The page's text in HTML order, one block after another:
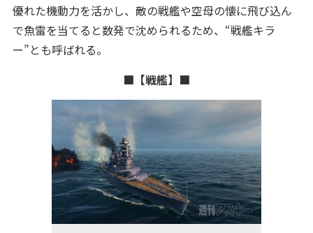
優れた機動力を活かし、敵の戦艦や空母の懐に飛び込ん
で魚雷を当てると数発で沈められるため、“戦艦キラ
ー”とも呼ばれる。
■【戦艦】■